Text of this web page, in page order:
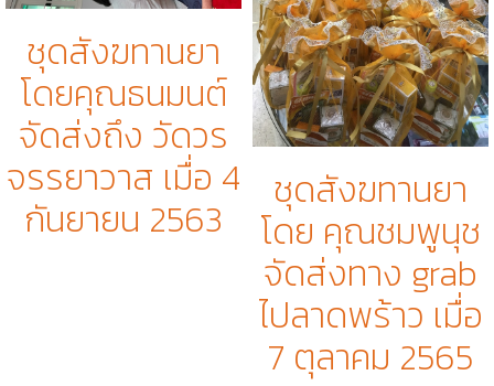
ชุดสังฆทานยา
โดยคุณธนมนต์
จัดส่งถึง วัดวร
จรรยาวาส เมื่อ 4
กันยายน 2563
ชุดสังฆทานยา
โดย คุณชมพูนุช
จัดส่งทาง grab
ไปลาดพร้าว เมื่อ
7 ตุลาคม 2565